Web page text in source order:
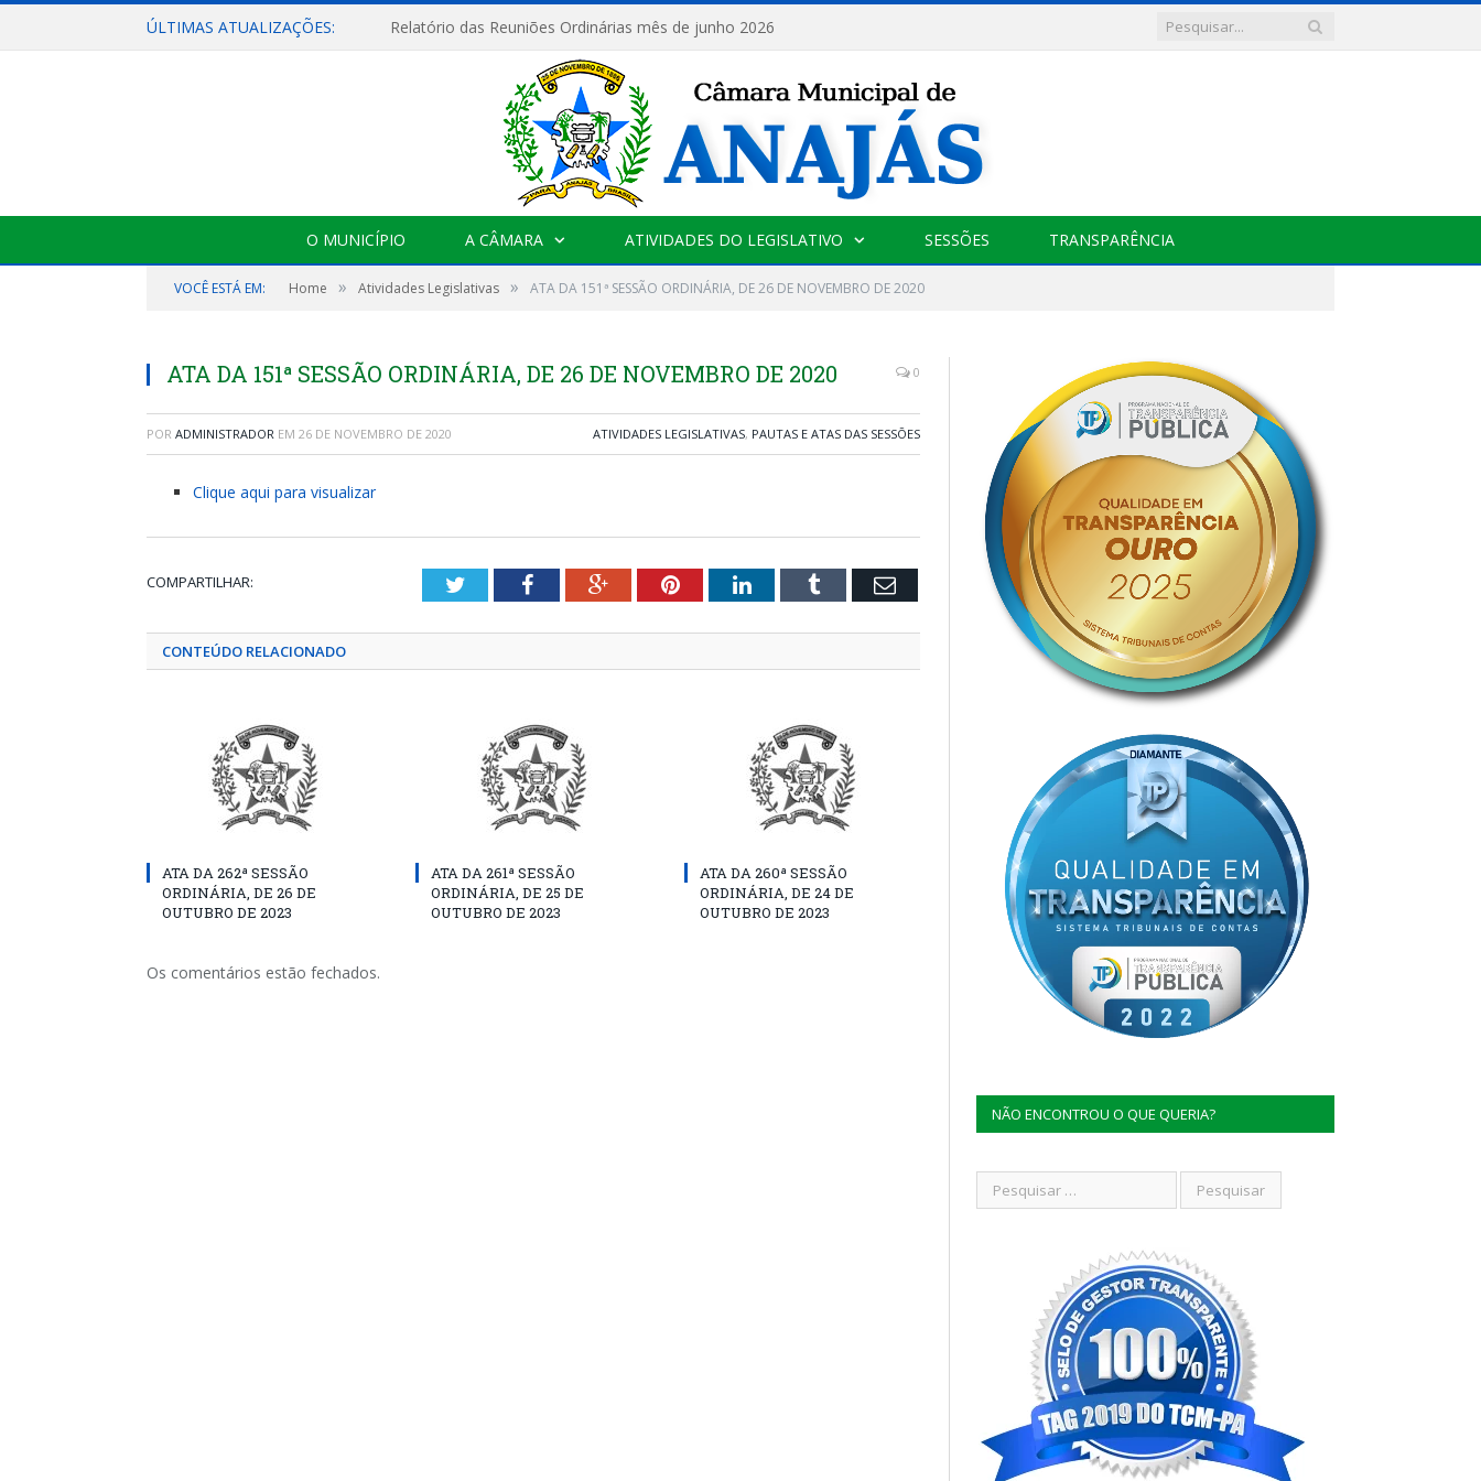
ÚLTIMAS ATUALIZAÇÕES: Relatório das Reuniões Ordinárias mês de junho 2026
O MUNICÍPIO A CÂMARA ATIVIDADES DO LEGISLATIVO SESSÕES TRANSPARÊNCIA
VOCÊ ESTÁ EM: Home » Atividades Legislativas » ATA DA 151ª SESSÃO ORDINÁRIA, DE 26 DE NOVEMBRO DE 2020
ATA DA 151ª SESSÃO ORDINÁRIA, DE 26 DE NOVEMBRO DE 2020 0
POR ADMINISTRADOR EM 26 DE NOVEMBRO DE 2020 ATIVIDADES LEGISLATIVAS, PAUTAS E ATAS DAS SESSÕES
Clique aqui para visualizar
COMPARTILHAR: TwitterFacebookGoogle+PinterestLinkedInTumblr Email
CONTEÚDO RELACIONADO
ATA DA 262ª SESSÃO
ORDINÁRIA, DE 26 DE
OUTUBRO DE 2023
ATA DA 261ª SESSÃO
ORDINÁRIA, DE 25 DE
OUTUBRO DE 2023
ATA DA 260ª SESSÃO
ORDINÁRIA, DE 24 DE
OUTUBRO DE 2023
Os comentários estão fechados.
NÃO ENCONTROU O QUE QUERIA?